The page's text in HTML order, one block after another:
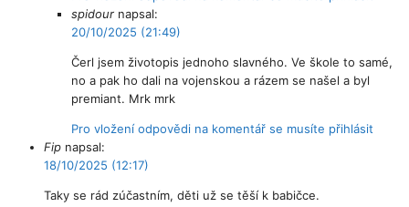
spidour napsal:
20/10/2025 (21:49)
Čerl jsem životopis jednoho slavného. Ve škole to samé,
no a pak ho dali na vojenskou a rázem se našel a byl
premiant. Mrk mrk
Pro vložení odpovědi na komentář se musíte přihlásit
Fip napsal:
18/10/2025 (12:17)
Taky se rád zúčastním, děti už se těší k babičce.